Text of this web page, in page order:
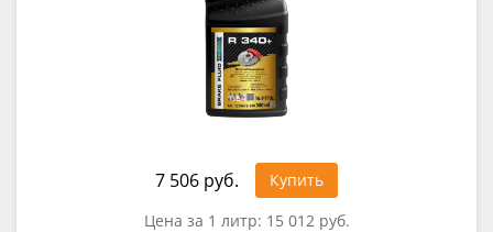
7 506 руб.
Купить
Цена за 1 литр: 15 012 руб.